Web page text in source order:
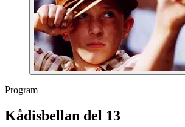
Program
Kådisbellan del 13